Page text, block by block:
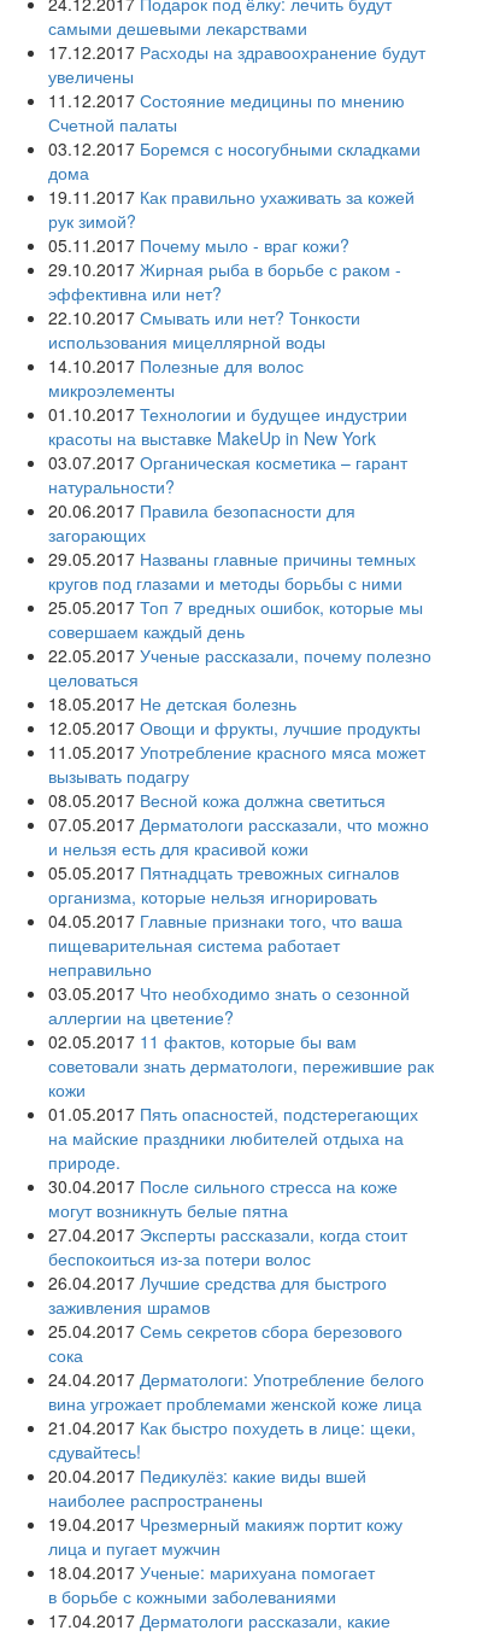
самыми дешевыми лекарствами
17.12.2017 Расходы на здравоохранение будут
увеличены
11.12.2017 Состояние медицины по мнению
Счетной палаты
03.12.2017 Боремся с носогубными складками
дома
19.11.2017 Как правильно ухаживать за кожей
рук зимой?
05.11.2017 Почему мыло - враг кожи?
29.10.2017 Жирная рыба в борьбе с раком -
эффективна или нет?
22.10.2017 Смывать или нет? Тонкости
использования мицеллярной воды
14.10.2017 Полезные для волос
микроэлементы
01.10.2017 Технологии и будущее индустрии
красоты на выставке MakeUp in New York
03.07.2017 Органическая косметика – гарант
натуральности?
20.06.2017 Правила безопасности для
загорающих
29.05.2017 Названы главные причины темных
кругов под глазами и методы борьбы с ними
25.05.2017 Топ 7 вредных ошибок, которые мы
совершаем каждый день
22.05.2017 Ученые рассказали, почему полезно
целоваться
18.05.2017 Не детская болезнь
12.05.2017 Овощи и фрукты, лучшие продукты
11.05.2017 Употребление красного мяса может
вызывать подагру
08.05.2017 Весной кожа должна светиться
07.05.2017 Дерматологи рассказали, что можно
и нельзя есть для красивой кожи
05.05.2017 Пятнадцать тревожных сигналов
организма, которые нельзя игнорировать
04.05.2017 Главные признаки того, что ваша
пищеварительная система работает
неправильно
03.05.2017 Что необходимо знать о сезонной
аллергии на цветение?
02.05.2017 11 фактов, которые бы вам
советовали знать дерматологи, пережившие рак
кожи
01.05.2017 Пять опасностей, подстерегающих
на майские праздники любителей отдыха на
природе.
30.04.2017 После сильного стресса на коже
могут возникнуть белые пятна
27.04.2017 Эксперты рассказали, когда стоит
беспокоиться из-за потери волос
26.04.2017 Лучшие средства для быстрого
заживления шрамов
25.04.2017 Семь секретов сбора березового
сока
24.04.2017 Дерматологи: Употребление белого
вина угрожает проблемами женской коже лица
21.04.2017 Как быстро похудеть в лице: щеки,
сдувайтесь!
20.04.2017 Педикулёз: какие виды вшей
наиболее распространены
19.04.2017 Чрезмерный макияж портит кожу
лица и пугает мужчин
18.04.2017 Ученые: марихуана помогает
в борьбе с кожными заболеваниями
17.04.2017 Дерматологи рассказали, какие